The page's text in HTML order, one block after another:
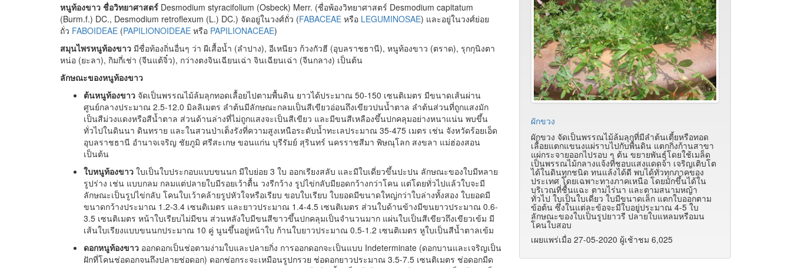
หนูท้องขาว ชื่อวิทยาศาสตร์ Desmodium styracifolium (Osbeck) Merr. (ชื่อพ้องวิทยาศาสตร์ Desmodium capitatum
(Burm.f.) DC., Desmodium retroflexum (L.) DC.) จัดอยู่ในวงศ์ถั่ว (FABACEAE หรือ LEGUMINOSAE) และอยู่ในวงศ์ย่อย
ถั่ว FABOIDEAE (PAPILIONOIDEAE หรือ PAPILIONACEAE)
สมุนไพรหนูท้องขาว มีชื่อท้องถิ่นอื่นๆ ว่า ผีเสื้อน้ำ (ลำปาง), อีเหนียว ก้วงกัวฮี (อุบลราชธานี), หนูท้องขาว (ตราด), รุกกุนิงตา
หน่อ (ยะลา), กิมกี่เช่า (จีนแต้จิ๋ว), กว่างตงจินเฉียนเฉ่า จินเฉียนเฉ่า (จีนกลาง) เป็นต้น
ลักษณะของหนูท้องขาว
ต้นหนูท้องขาว จัดเป็นพรรณไม้ล้มลุกทอดเลื้อยไปตามพื้นดิน ยาวได้ประมาณ 50-150 เซนติเมตร มีขนาดเส้นผ่าน
ศูนย์กลางประมาณ 2.5-12.0 มิลลิเมตร ลำต้นมีลักษณะกลมเป็นสีเขียวอ่อนถึงเขียวปนน้ำตาล ลำต้นส่วนที่ถูกแสงมัก
เป็นสีม่วงแดงหรือสีน้ำตาล ส่วนด้านล่างที่ไม่ถูกแสงจะเป็นสีเขียว และมีขนสีเหลืองขึ้นปกคลุมอย่างหนาแน่น พบขึ้น
ทั่วไปในดินนา ดินทราย และในสวนป่าเต็งรังที่ความสูงเหนือระดับน้ำทะเลประมาณ 35-475 เมตร เช่น จังหวัดร้อยเอ็ด
อุบลราชธานี อำนาจเจริญ ชัยภูมิ ศรีสะเกษ ขอนแก่น บุรีรัมย์ สุรินทร์ นครราชสีมา พิษณุโลก สงขลา แม่ฮ่องสอน
เป็นต้น
ใบหนูท้องขาว ใบเป็นใบประกอบแบบขนนก มีใบย่อย 3 ใบ ออกเรียงสลับ และมีใบเดี่ยวขึ้นปะปน ลักษณะของใบมีหลาย
รูปร่าง เช่น แบบกลม กลมแต่ปลายใบมีรอยเว้าตื้น วงรีกว้าง รูปไข่กลับมียอดกว้างกว่าโคน แต่โดยทั่วไปแล้วใบจะมี
ลักษณะเป็นรูปไข่กลับ โคนใบเว้าคล้ายรูปหัวใจหรือเรียบ ขอบใบเรียบ ใบยอดมีขนาดใหญ่กว่าใบล่างทั้งสอง ใบยอดมี
ขนาดกว้างประมาณ 1.2-3.4 เซนติเมตร และยาวประมาณ 1.4-4.5 เซนติเมตร ส่วนใบด้านข้างมีขนยาวประมาณ 0.6-
3.5 เซนติเมตร หน้าใบเรียบไม่มีขน ส่วนหลังใบมีขนสีขาวขึ้นปกคลุมเป็นจำนวนมาก แผ่นใบเป็นสีเขียวถึงเขียวเข้ม มี
เส้นใบเรียงแบบขนนกประมาณ 10 คู่ นูนขึ้นอยู่หน้าใบ ก้านใบยาวประมาณ 0.5-1.2 เซนติเมตร หูใบเป็นสีน้ำตาลเข้ม
ดอกหนูท้องขาว ออกดอกเป็นช่อตามง่ามใบและปลายกิ่ง การออกดอกจะเป็นแบบ Indeterminate (ดอกบานและเจริญเป็น
ฝักที่โคนช่อดอกจนถึงปลายช่อดอก) ดอกช่อกระจะเหมือนรูปกรวย ช่อดอกยาวประมาณ 3.5-7.5 เซนติเมตร ช่อดอกมีด
ผักขวง
ผักขวง จัดเป็นพรรณไม้ล้มลุกที่มีลำต้นเตี้ยหรือทอด
เลื้อยแตกแขนงแผ่ราบไปกับพื้นดิน แตกกิ่งก้านสาขา
แผ่กระจายออกไปรอบ ๆ ต้น ขยายพันธุ์โดยใช้เมล็ด
เป็นพรรณไม้กลางแจ้งที่ชอบแสงแดดจ้า เจริญเติบโต
ได้ในดินทุกชนิด ทนแล้งได้ดี พบได้ทั่วทุกภาคของ
ประเทศ โดยเฉพาะทางภาคเหนือ โดยมักขึ้นได้ใน
บริเวณที่ชื้นแฉะ ตามไร่นา และตามสนามหญ้า
ทั่วไป ใบเป็นใบเดี่ยว ใบมีขนาดเล็ก แตกใบออกตาม
ข้อต้น ซึ่งในแต่ละข้อจะมีใบอยู่ประมาณ 4-5 ใบ
ลักษณะของใบเป็นรูปยาวรี ปลายใบแหลมหรือมน
โคนใบสอบ
เผยแพร่เมื่อ 27-05-2020 ผู้เช้าชม 6,025